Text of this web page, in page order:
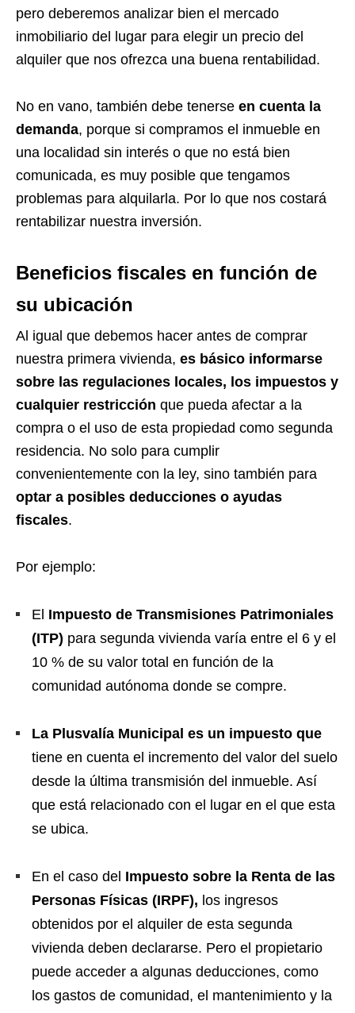
pero deberemos analizar bien el mercado
inmobiliario del lugar para elegir un precio del
alquiler que nos ofrezca una buena rentabilidad.
No en vano, también debe tenerse en cuenta la
demanda, porque si compramos el inmueble en
una localidad sin interés o que no está bien
comunicada, es muy posible que tengamos
problemas para alquilarla. Por lo que nos costará
rentabilizar nuestra inversión.
Beneficios fiscales en función de
su ubicación
Al igual que debemos hacer antes de comprar
nuestra primera vivienda, es básico informarse
sobre las regulaciones locales, los impuestos y
cualquier restricción que pueda afectar a la
compra o el uso de esta propiedad como segunda
residencia. No solo para cumplir
convenientemente con la ley, sino también para
optar a posibles deducciones o ayudas
fiscales.
Por ejemplo:
El Impuesto de Transmisiones Patrimoniales
(ITP) para segunda vivienda varía entre el 6 y el
10 % de su valor total en función de la
comunidad autónoma donde se compre.
La Plusvalía Municipal es un impuesto que
tiene en cuenta el incremento del valor del suelo
desde la última transmisión del inmueble. Así
que está relacionado con el lugar en el que esta
se ubica.
En el caso del Impuesto sobre la Renta de las
Personas Físicas (IRPF), los ingresos
obtenidos por el alquiler de esta segunda
vivienda deben declararse. Pero el propietario
puede acceder a algunas deducciones, como
los gastos de comunidad, el mantenimiento y la